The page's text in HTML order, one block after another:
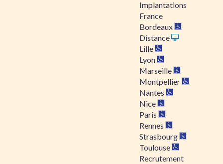
Implantations
France
Bordeaux
Distance
Lille
Lyon
Marseille
Montpellier
Nantes
Nice
Paris
Rennes
Strasbourg
Toulouse
Recrutement